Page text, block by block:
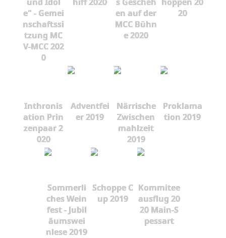
e" - Gemei
nschaftssi
tzung MC
V-MCC 202
0
en auf der
MCC Bühn
e 2020
20
Inthronis
ation Prin
zenpaar 2
020
Adventfei
er 2019
Närrische
Zwischen
mahlzeit
2019
Proklama
tion 2019
Sommerli
ches Wein
fest - Jubil
äumswei
nlese 2019
Schoppe C
up 2019
Kommitee
ausflug 20
20 Main-S
pessart